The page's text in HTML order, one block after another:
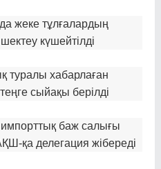
жеке тұлғалардың
күшейтілді
туралы хабарлаған
сыйақы берілді
импорттық баж салығы
қа делегация жібереді